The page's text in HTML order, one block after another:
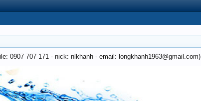
0907 707 171 - nick: nlkhanh - email: longkhanh1963@gmail.com)